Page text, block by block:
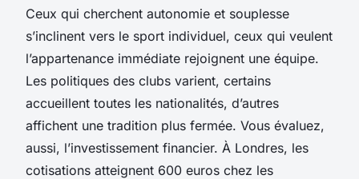
Ceux qui cherchent autonomie et souplesse
s’inclinent vers le sport individuel, ceux qui veulent
l’appartenance immédiate rejoignent une équipe.
Les politiques des clubs varient, certains
accueillent toutes les nationalités, d’autres
affichent une tradition plus fermée. Vous évaluez,
aussi, l’investissement financier. À Londres, les
cotisations atteignent 600 euros chez les